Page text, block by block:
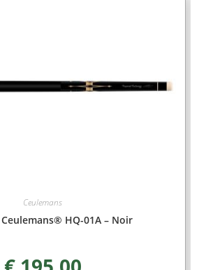
Ceulemans
HQ-01A – Noir